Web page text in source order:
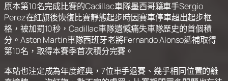
原本第10名完成比賽的Cadillac車隊墨西哥籍車手Sergio
Perez在紅旗後恢復比賽靜態起步時因賽車停車超出起步框
格，被加罰10秒，Cadillac車隊遺憾痛失車隊歷史的首個積
分。Aston Martin車隊西班牙老將Fernando Alonso遞補取得
第10名，取得本賽季首次積分完賽。
本站也注定成為年度經典，7位車手退賽、幾乎相同位置的離